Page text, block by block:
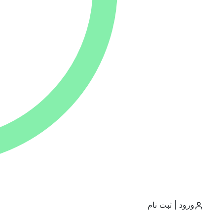
عمران و معماری
گردشگری
جی ای اس و سنجش از دور
محیط زیست
مجموعه مدیریت
ورود | ثبت نام